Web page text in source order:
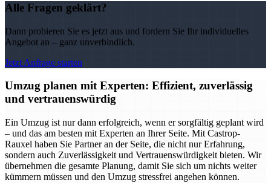
Alle Fragen geklärt?
Dann probieren Sie es jetzt aus und fordern Sie Ihr individuelles
Angebot an – ganz unverbindlich.
Jetzt Anfrage starten
Umzug planen mit Experten: Effizient, zuverlässig
und vertrauenswürdig
Ein Umzug ist nur dann erfolgreich, wenn er sorgfältig geplant wird
– und das am besten mit Experten an Ihrer Seite. Mit Castrop-
Rauxel haben Sie Partner an der Seite, die nicht nur Erfahrung,
sondern auch Zuverlässigkeit und Vertrauenswürdigkeit bieten. Wir
übernehmen die gesamte Planung, damit Sie sich um nichts weiter
kümmern müssen und den Umzug stressfrei angehen können.